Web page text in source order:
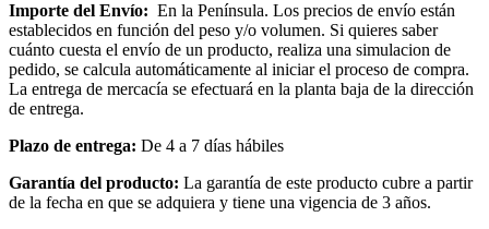
Importe del Envío: En la Península. Los precios de envío están
establecidos en función del peso y/o volumen. Si quieres saber
cuánto cuesta el envío de un producto, realiza una simulacion de
pedido, se calcula automáticamente al iniciar el proceso de compra.
La entrega de mercacía se efectuará en la planta baja de la dirección
de entrega.
Plazo de entrega: De 4 a 7 días hábiles
Garantía del producto: La garantía de este producto cubre a partir
de la fecha en que se adquiera y tiene una vigencia de 3 años.